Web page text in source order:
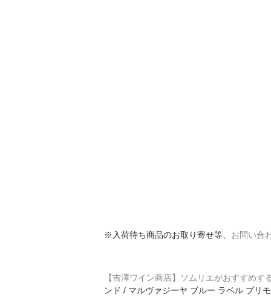
※入荷待ち商品のお取り寄せ等、 お問い合
【吉澤ワイン商店】ソムリエがおすすめ
ンド / マルヴァジーヤ ブルー ラベル プリ